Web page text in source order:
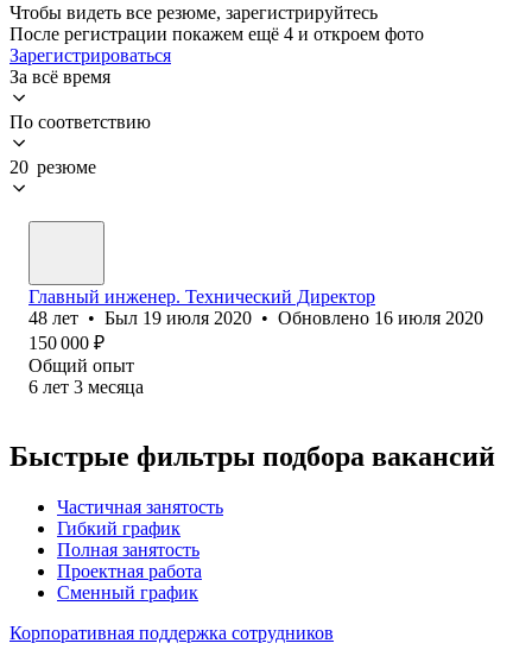
Чтобы видеть все резюме, зарегистрируйтесь
После регистрации покажем ещё 4 и откроем фото
Зарегистрироваться
За всё время
По соответствию
20 резюме
Главный инженер. Технический Директор
48 лет • Был 19 июля 2020 • Обновлено 16 июля 2020
150 000 ₽
Общий опыт
6 лет 3 месяца
Быстрые фильтры подбора вакансий
Частичная занятость
Гибкий график
Полная занятость
Проектная работа
Сменный график
Корпоративная поддержка сотрудников